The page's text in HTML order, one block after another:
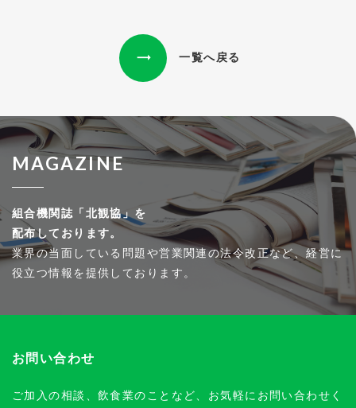
一覧へ戻る
MAGAZINE
組合機関誌「北観協」を
配布しております。
業界の当面している問題や営業関連の法令改正など、経営に
役立つ情報を提供しております。
お問い合わせ
ご加入の相談、飲食業のことなど、お気軽にお問い合わせく